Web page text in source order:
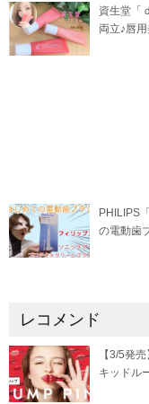
資生堂「
両立♪唇
PHILIPS
の電動歯
レコメンド
【3/5発
キッドル